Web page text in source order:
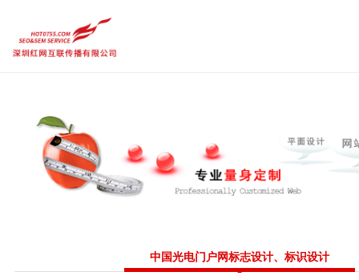
品牌设计作品 品牌企业官网
传统市场竞争激烈，互联网上仍潜藏着勃勃商机！
CGGEO：180 98979252
内容运营维护
热点前沿
中国光电门户网标志设计、标识设计